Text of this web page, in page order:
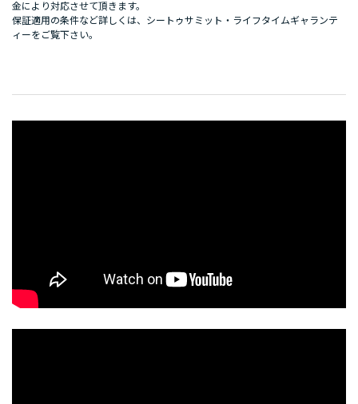
金により対応させて頂きます。
保証適用の条件など詳しくは、 シートゥサミット・ライフタイムギャランテ
ィーをご覧下さい。